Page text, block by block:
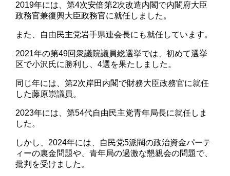
2019年には、第4次安倍第2次改造内閣で内閣府大臣
政務官兼復興大臣政務官に就任しました。
また、自由民主党岩手県連会長にも就任しています。
2021年の第49回衆議院議員総選挙では、初めて選挙
区で小沢氏に勝利し、4選を果たしました。
同じ年には、第2次岸田内閣で財務大臣政務官に就任
した藤原崇議員。
2023年には、第54代自由民主党青年局長に就任しま
した。
しかし、2024年には、自民党5派閥の政治資金パーテ
ィーの裏金問題や、青年局の過激な懇親会の問題で、
批判を受けました。